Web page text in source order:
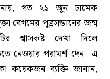
গত ২১ জুন ঢামেক
বেগমের পুত্রসন্তানের জন্ম
শ্বাসকষ্ট দেখা দিলে
নেওয়ার পরামর্শ দেন। এ
কয়েকজন ব্যক্তি জানান,